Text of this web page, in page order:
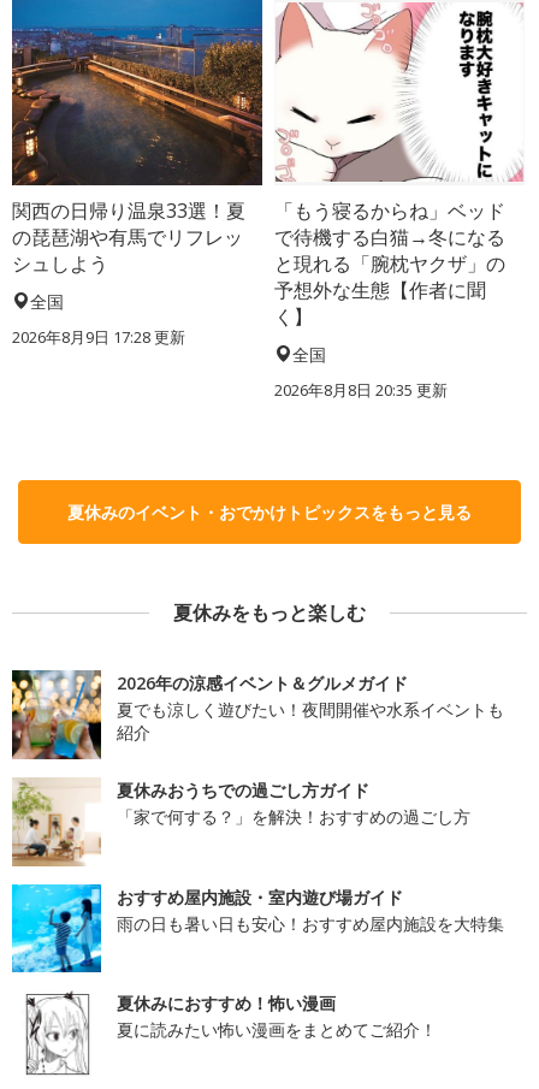
関西の日帰り温泉33選！夏
の琵琶湖や有馬でリフレッ
シュしよう
全国
2026年8月9日 17:28更新
「もう寝るからね」ベッド
で待機する白猫→冬になる
と現れる「腕枕ヤクザ」の
予想外な生態【作者に聞
く】
全国
2026年8月8日 20:35 更新
夏休みのイベント・おでかけトピックスをもっと見る
夏休みをもっと楽しむ
2026年の涼感イベント＆グルメガイド
夏でも涼しく遊びたい！夜間開催や水系イベントも
紹介
夏休みおうちでの過ごし方ガイド
「家で何する？」を解決！おすすめの過ごし方
おすすめ屋内施設・室内遊び場ガイド
雨の日も暑い日も安心！おすすめ屋内施設を大特集
夏休みにおすすめ！怖い漫画
夏に読みたい怖い漫画をまとめてご紹介！